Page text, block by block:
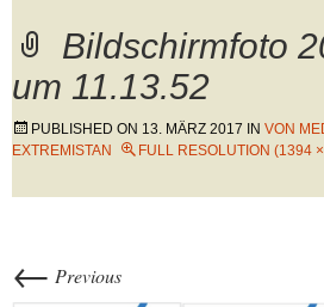
Bildschirmfoto
um 11.13.52
PUBLISHED ON 13. MÄRZ 2017 IN VON
EXTREMISTAN
FULL RESOLUTION (1394
← Previous